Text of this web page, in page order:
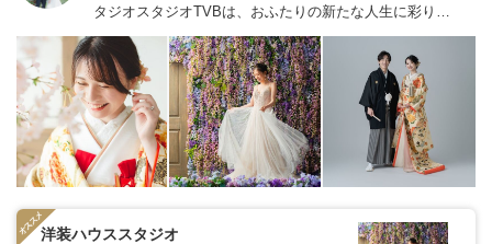
タジオスタジオTVBは、おふたりの新たな人生に彩りを
添える“最高のウェディングフォト”のお手伝いをさせて
いただきます。1枚の写真のチカラを信じて
洋装ハウススタジオ